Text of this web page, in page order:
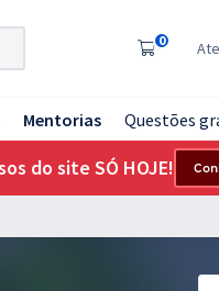
0
Mentorias Questões
do site SÓ HOJE!